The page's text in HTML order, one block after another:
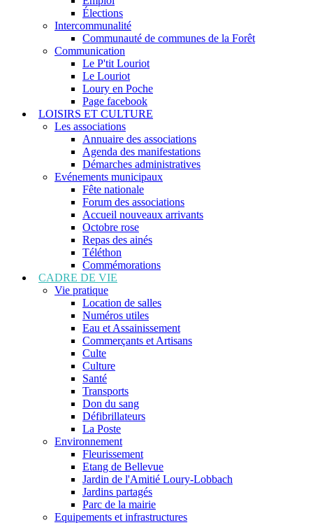
Élections
Intercommunalité
Communauté de communes de la Forêt
Communication
Le P'tit Louriot
Le Louriot
Loury en Poche
Page facebook
LOISIRS ET CULTURE
Les associations
Annuaire des associations
Agenda des manifestations
Démarches administratives
Evénements municipaux
Fête nationale
Forum des associations
Accueil nouveaux arrivants
Octobre rose
Repas des ainés
Téléthon
Commémorations
CADRE DE VIE
Vie pratique
Location de salles
Numéros utiles
Eau et Assainissement
Commerçants et Artisans
Culte
Culture
Santé
Transports
Don du sang
Défibrillateurs
La Poste
Environnement
Fleurissement
Etang de Bellevue
Jardin de l'Amitié Loury-Lobbach
Jardins partagés
Parc de la mairie
Equipements et infrastructures